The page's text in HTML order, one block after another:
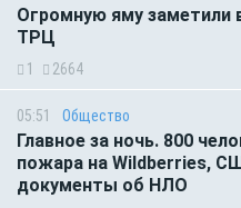
Огромную яму заметили
ТРЦ
1 2664
05:51 Общество
Главное за ночь. 800
пожара на Wildberries,
документы об НЛО